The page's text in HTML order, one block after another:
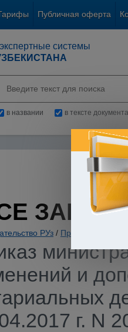
Публичная оферта
системы
в названии в тексте документа
РУз / Прокуратура.
и
г. N